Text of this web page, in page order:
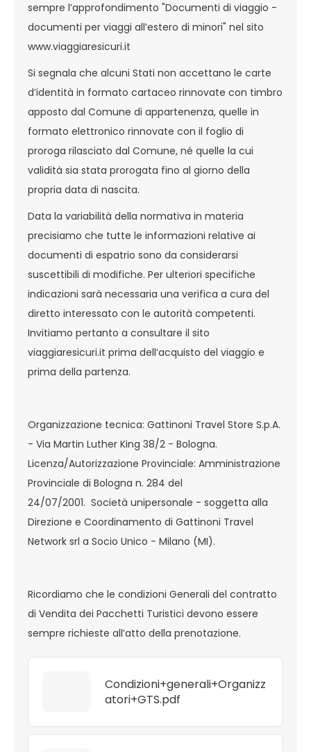
sempre l’approfondimento "Documenti di viaggio -
documenti per viaggi all’estero di minori" nel sito
www.viaggiaresicuri.it
Si segnala che alcuni Stati non accettano le carte
d’identità in formato cartaceo rinnovate con timbro
apposto dal Comune di appartenenza, quelle in
formato elettronico rinnovate con il foglio di
proroga rilasciato dal Comune, né quelle la cui
validità sia stata prorogata fino al giorno della
propria data di nascita.
Data la variabilità della normativa in materia
precisiamo che tutte le informazioni relative ai
documenti di espatrio sono da considerarsi
suscettibili di modifiche. Per ulteriori specifiche
indicazioni sarà necessaria una verifica a cura del
diretto interessato con le autorità competenti.
Invitiamo pertanto a consultare il sito
viaggiaresicuri.it prima dell’acquisto del viaggio e
prima della partenza.
Organizzazione tecnica: Gattinoni Travel Store S.p.A.
- Via Martin Luther King 38/2 - Bologna.
Licenza/Autorizzazione Provinciale: Amministrazione
Provinciale di Bologna n. 284 del
24/07/2001. Società unipersonale - soggetta alla
Direzione e Coordinamento di Gattinoni Travel
Network srl a Socio Unico - Milano (MI).
Ricordiamo che le condizioni Generali del contratto
di Vendita dei Pacchetti Turistici devono essere
sempre richieste all’atto della prenotazione.
Condizioni+generali+Organizz
atori+GTS.pdf